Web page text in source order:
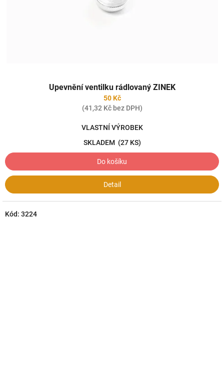
Upevnění ventilku rádlovaný ZINEK
50 Kč
(41,32 Kč bez DPH)
VLASTNÍ VÝROBEK
SKLADEM (27 KS)
Do košíku
Detail
Kód: 3224